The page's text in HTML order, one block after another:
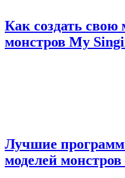
Как создать свою
монстров My
Лучшие
моделей